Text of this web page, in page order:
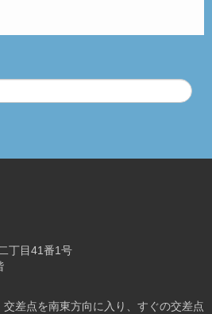
丁目41番1号
差点を南東方向に入り、すぐの交差点